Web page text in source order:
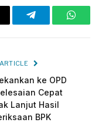
Telegram
ke OPD
Cepat
Lanjut Hasil
BPK